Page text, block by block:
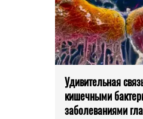
Удивительная
кишечными
заболеваниями